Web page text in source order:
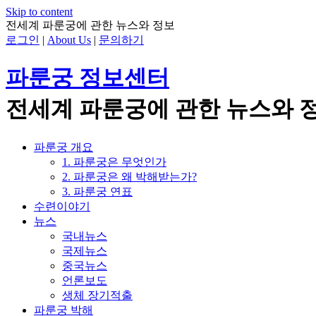
Skip to content
전세계 파룬궁에 관한 뉴스와 정보
로그인 | About Us | 문의하기
파룬궁 정보센터
전세계 파룬궁에 관한 뉴스와
파룬궁 개요
1. 파룬궁은 무엇인가
2. 파룬궁은 왜 박해받는가?
3. 파룬궁 연표
수련이야기
뉴스
국내뉴스
국제뉴스
중국뉴스
언론보도
생체 장기적출
파룬궁 박해